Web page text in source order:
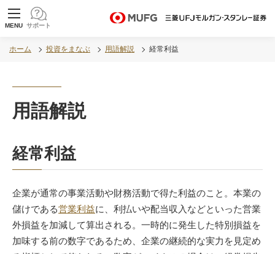
MUFG 世界が進むチカラになる。 三菱ＵＦＪモル
MENU サポート
ホーム 投資をまなぶ 用語解説 経常利益
用語解説
経常利益
企業が通常の事業活動や財務活動で得た利益のこと。本業の
儲けである営業利益に、利払いや配当収入などといった営業
外損益を加減して算出される。一時的に発生した特別損益を
加味する前の数字であるため、企業の継続的な実力を見定め